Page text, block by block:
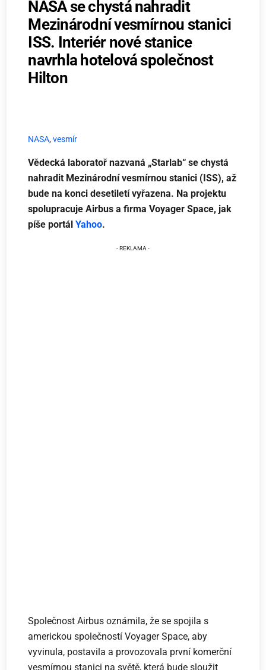
NASA se chystá nahradit
Mezinárodní vesmírnou stanici
ISS. Interiér nové stanice
navrhla hotelová společnost
Hilton
NASA,vesmír
Vědecká laboratoř nazvaná „Starlab“ se chystá
nahradit Mezinárodní vesmírnou stanici (ISS), až
bude na konci desetiletí vyřazena. Na projektu
spolupracuje Airbus a firma Voyager Space, jak
píše portálYahoo.
Společnost Airbus oznámila, že se spojila s
americkou společností Voyager Space, aby
vyvinula, postavila a provozovala první komerční
vesmírnou stanici na světě, která bude sloužit